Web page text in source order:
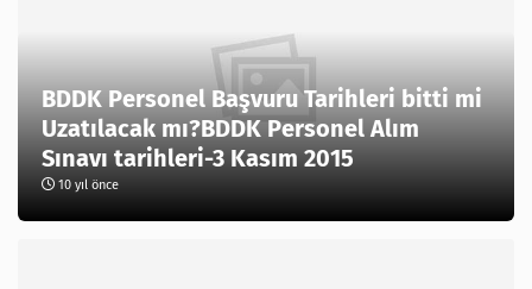
BDDK Personel Başvuru Tarihleri bitti mi
Uzatılacak mı?BDDK Personel Alım
Sınavı tarihleri-3 Kasım 2015
10 yıl önce